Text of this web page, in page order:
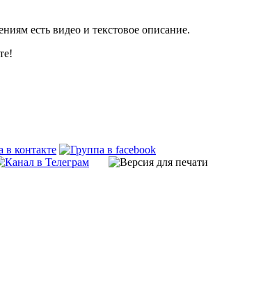
есть видео и текстовое описание.